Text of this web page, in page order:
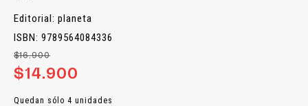
Editorial: planeta
ISBN: 9789564084336
$16.900
$14.900
Quedan sólo 4 unidades